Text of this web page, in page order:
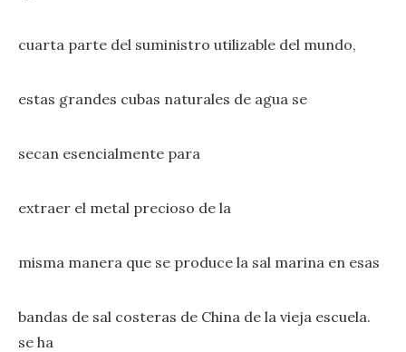
cuarta parte del suministro utilizable del mundo,
estas grandes cubas naturales de agua se
secan esencialmente para
extraer el metal precioso de la
misma manera que se produce la sal marina en esas
bandas de sal costeras de China de la vieja escuela.
se ha